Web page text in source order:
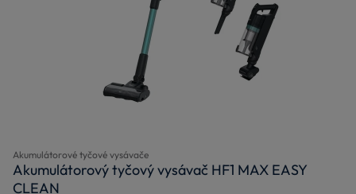
Akumulátorové tyčové vysávače
Akumulátorový tyčový vysávač HF1 MAX EASY
CLEAN